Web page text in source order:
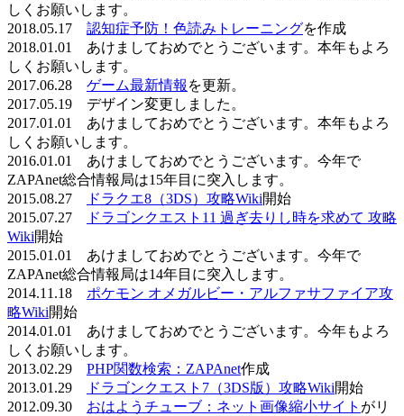
しくお願いします。
2018.05.17 認知症予防！色読みトレーニングを作成
2018.01.01 あけましておめでとうございます。本年もよろ
しくお願いします。
2017.06.28 ゲーム最新情報 を更新。
2017.05.19 デザイン変更しました。
2017.01.01 あけましておめでとうございます。本年もよろ
しくお願いします。
2016.01.01 あけましておめでとうございます。今年で
ZAPAnet総合情報局は15年目に突入します。
2015.08.27
ドラクエ8（3DS）攻略Wiki開始
2015.07.27
ドラゴンクエスト11 過ぎ去りし時を求めて 攻略
Wiki開始
2015.01.01 あけましておめでとうございます。今年で
ZAPAnet総合情報局は14年目に突入します。
2014.11.18 ポケモン オメガルビー・アルファサファイア攻
略Wiki開始
2014.01.01 あけましておめでとうございます。今年もよろ
しくお願いします。
2013.02.29 PHP関数検索：ZAPAnet作成
2013.01.29
ドラゴンクエスト7（3DS版）攻略Wiki開始
2012.09.30 おはようチューブ：ネット画像縮小サイト がリ